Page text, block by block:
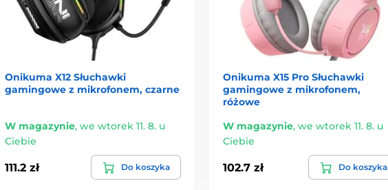
Onikuma X12 Słuchawki
gamingowe z mikrofonem, czarne
W magazynie, we wtorek 11. 8. u
Ciebie
111.2 zł Do koszyka
Onikuma X15 Pro Słuchawki
gamingowe z mikrofonem,
różowe
W magazynie, we wtorek 11. 8. u
Ciebie
102.7 zł Do koszyka